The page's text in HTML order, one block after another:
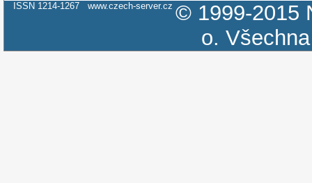
ISSN 1214-1267 www.czech-server.cz © 1999-2015
o.